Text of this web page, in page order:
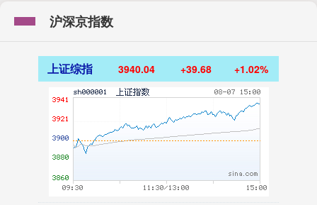
沪深京指数
上证综指 3940.04 +39.68 +1.02%